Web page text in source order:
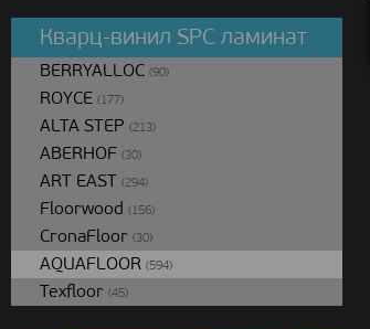
Кварц-винил SPC ламинат
BERRYALLOC (90)
ROYCE (177)
ALTA STEP (213)
ABERHOF (30)
ART EAST (294)
Floorwood (156)
CronaFloor (30)
AQUAFLOOR (594)
Texfloor (45)